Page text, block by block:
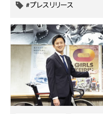
#プレスリリース